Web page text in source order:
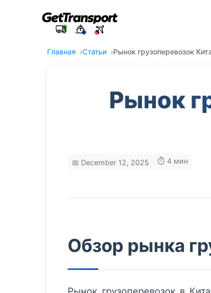
Главная Статьи Рынок грузоперевозок
Рынок
📅 December 12, 2025 ⏱️ 4 мин
Обзор рынка